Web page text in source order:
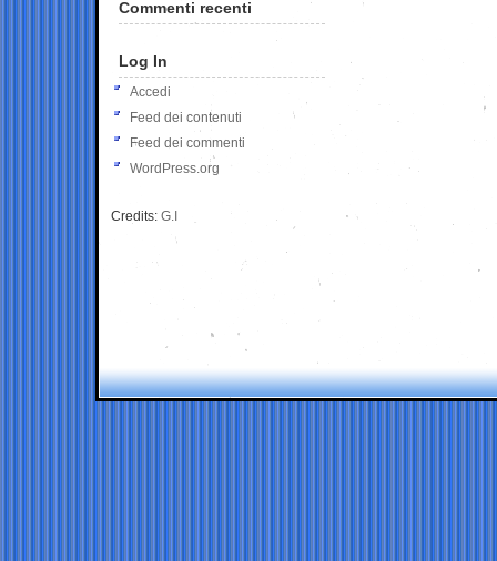
Commenti recenti
Log In
Accedi
Feed dei contenuti
Feed dei commenti
WordPress.org
Credits: G.I